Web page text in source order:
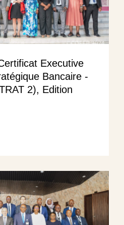
Executive
Bancaire -
2), Edition